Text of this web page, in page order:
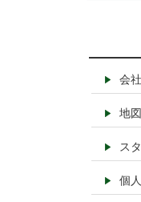
会
地図
ス
個